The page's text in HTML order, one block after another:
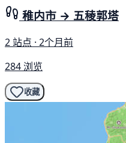
稚内市 → 五稜郭塔
2 站点 · 2个月前
284 浏览
收藏